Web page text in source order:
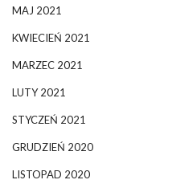
MAJ 2021
KWIECIEŃ 2021
MARZEC 2021
LUTY 2021
STYCZEŃ 2021
GRUDZIEŃ 2020
LISTOPAD 2020